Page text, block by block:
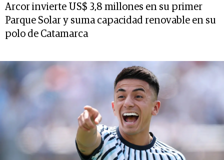
Arcor invierte US$ 3,8 millones en su primer
Parque Solar y suma capacidad renovable en su
polo de Catamarca